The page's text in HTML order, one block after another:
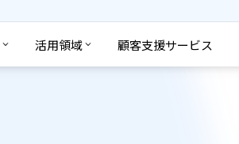
活用領域 顧客支援サービス